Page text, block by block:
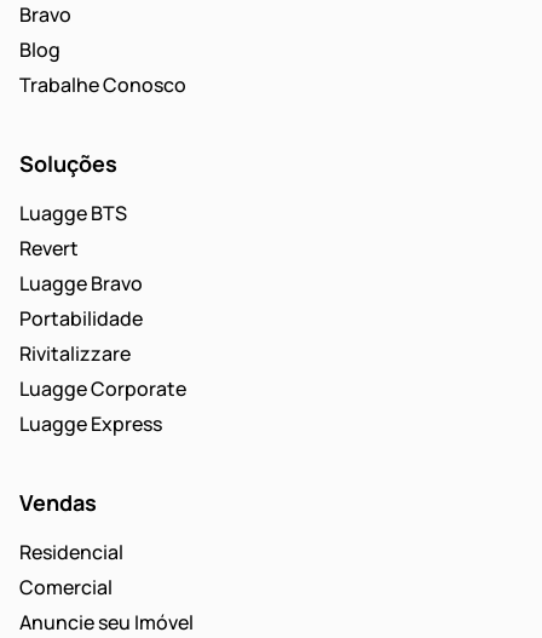
Bravo
Blog
Trabalhe Conosco
Soluções
Luagge BTS
Revert
Luagge Bravo
Portabilidade
Rivitalizzare
Luagge Corporate
Luagge Express
Vendas
Residencial
Comercial
Anuncie seu Imóvel